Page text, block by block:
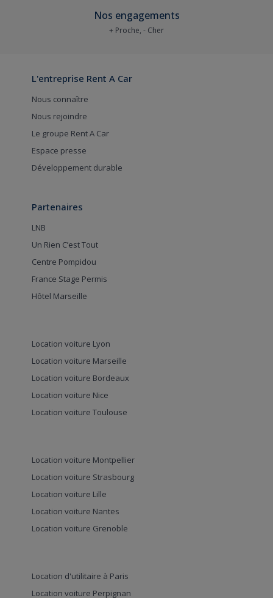
Nos engagements
+ Proche, - Cher
L'entreprise Rent A Car
Nous connaître
Nous rejoindre
Le groupe Rent A Car
Espace presse
Développement durable
Partenaires
LNB
Un Rien C’est Tout
Centre Pompidou
France Stage Permis
Hôtel Marseille
Location voiture Lyon
Location voiture Marseille
Location voiture Bordeaux
Location voiture Nice
Location voiture Toulouse
Location voiture Montpellier
Location voiture Strasbourg
Location voiture Lille
Location voiture Nantes
Location voiture Grenoble
Location d'utilitaire à Paris
Location voiture Perpignan